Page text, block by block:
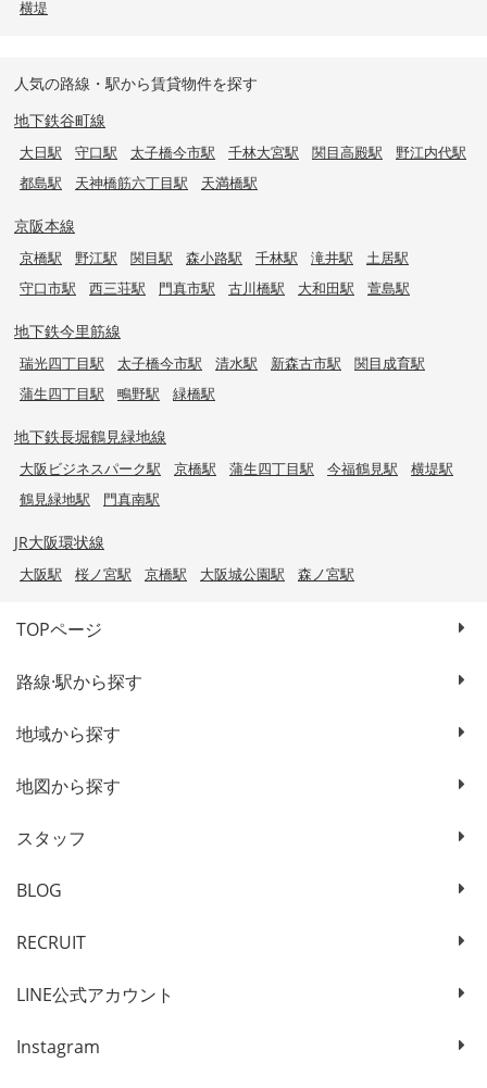
横堤
人気の路線・駅から賃貸物件を探す
地下鉄谷町線
大日駅 守口駅 太子橋今市駅 千林大宮駅 関目高殿駅
野江内代駅
都島駅
天神橋筋六丁目駅 天満橋駅
京阪本線
京橋駅 野江駅 関目駅 森小路駅 千林駅 滝井駅
土居駅
守口市駅
西三荘駅 門真市駅 古川橋駅 大和田駅 萱島駅
地下鉄今里筋線
瑞光四丁目駅 太子橋今市駅 清水駅 新森古市駅
関目成育駅
蒲生四丁目駅
鴫野駅 緑橋駅
地下鉄長堀鶴見緑地線
大阪ビジネスパーク駅 京橋駅 蒲生四丁目駅 今福鶴見駅
横堤駅
鶴見緑地駅
門真南駅
JR大阪環状線
大阪駅 桜ノ宮駅 京橋駅 大阪城公園駅 森ノ宮駅
TOPページ
路線·駅から探す
地域から探す
地図から探す
スタッフ
BLOG
RECRUIT
LINE公式アカウント
Instagram